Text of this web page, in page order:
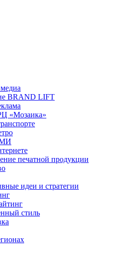
BRAND LIFT
«Мозаика»
печатной продукции
идеи и стратегии
стиль